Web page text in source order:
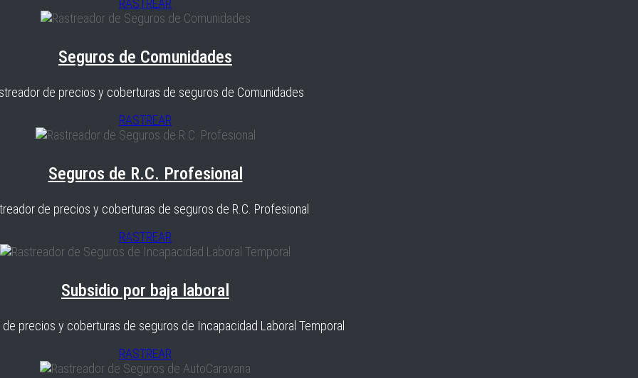
RASTREAR
Seguros de Comunidades
de precios y coberturas de seguros de Comunidades
RASTREAR
Seguros de R.C. Profesional
de precios y coberturas de seguros de R.C. Profesional
RASTREAR
Subsidio por baja laboral
precios y coberturas de seguros de Incapacidad Laboral Temporal
RASTREAR